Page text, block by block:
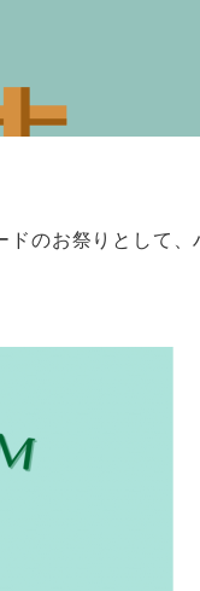
のお祭りとして、